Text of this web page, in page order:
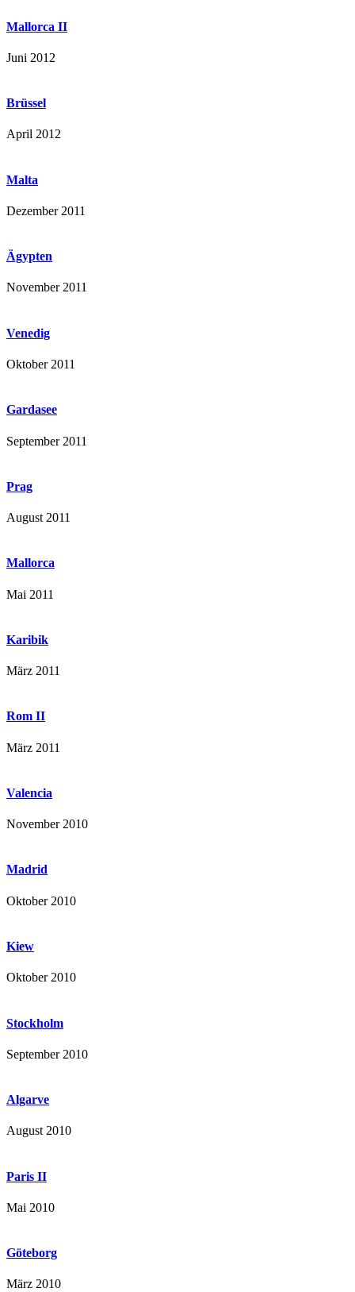
Mallorca II
Juni 2012
Brüssel
April 2012
Malta
Dezember 2011
Ägypten
November 2011
Venedig
Oktober 2011
Gardasee
September 2011
Prag
August 2011
Mallorca
Mai 2011
Karibik
März 2011
Rom II
März 2011
Valencia
November 2010
Madrid
Oktober 2010
Kiew
Oktober 2010
Stockholm
September 2010
Algarve
August 2010
Paris II
Mai 2010
Göteborg
März 2010